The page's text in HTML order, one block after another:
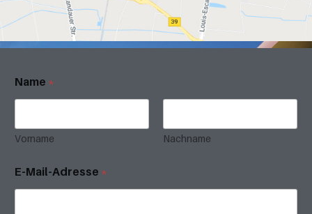
Name *
Vorname Nachname
E-Mail-Adresse *